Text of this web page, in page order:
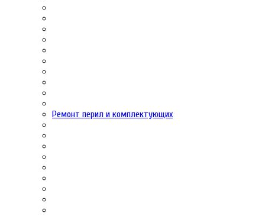
Ремонт перил и комплектующих